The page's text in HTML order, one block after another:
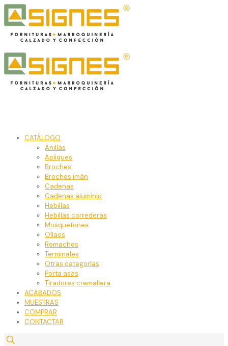
CATÁLOGO
Anillas
Apliques
Broches
Broches imán
Cadenas
Cadenas aluminio
Hebillas
Hebillas correderas
Mosquetones
Ollaos
Remaches
Terminales
Otras categorías
Porta asas
Tiradores cremallera
ACABADOS
MUESTRAS
COMPRAR
CONTACTAR